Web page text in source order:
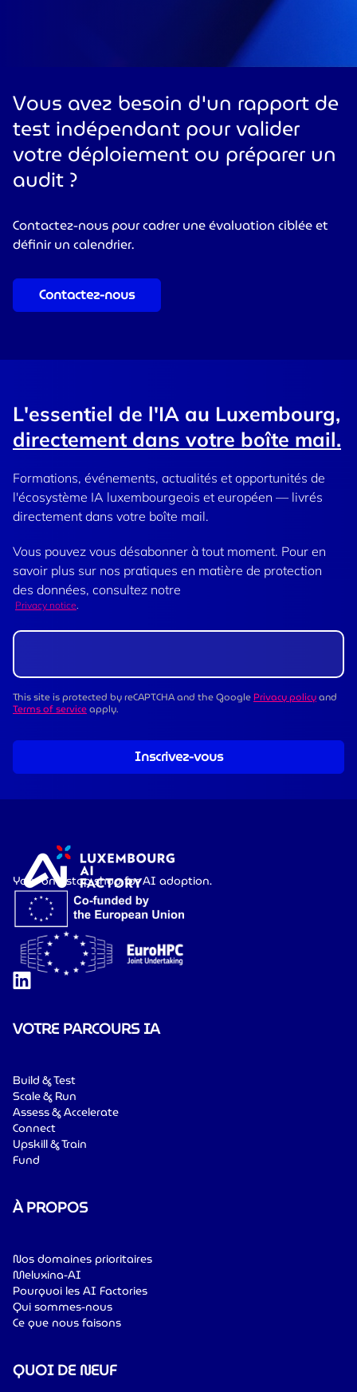
Vous avez besoin d'un rapport de
test indépendant pour valider
votre déploiement ou préparer un
audit ?
Contactez-nous pour cadrer une évaluation ciblée et
définir un calendrier.
Contactez-nous
L'essentiel de l'IA au Luxembourg,
directement dans votre boîte mail.
Formations, événements, actualités et opportunités de
l'écosystème IA luxembourgeois et européen — livrés
directement dans votre boîte mail.
Vous pouvez vous désabonner à tout moment. Pour en
savoir plus sur nos pratiques en matière de protection
des données, consultez notre
Privacy notice.
This site is protected by reCAPTCHA and the GooglePrivacy policyand
Terms of serviceapply.
Inscrivez-vous
Your one-stop shop for AI adoption.
VOTRE PARCOURS IA
Build & Test
Scale & Run
Assess & Accelerate
Connect
Upskill & Train
Fund
À PROPOS
Nos domaines prioritaires
Meluxina-AI
Pourquoi les AI Factories
Qui sommes-nous
Ce que nous faisons
QUOI DE NEUF